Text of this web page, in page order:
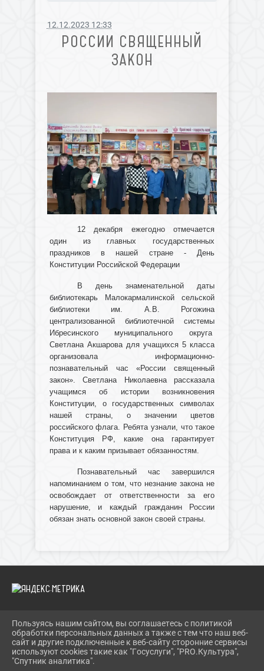
12.12.2023 12:33
РОССИИ СВЯЩЕННЫЙ
ЗАКОН
12 декабря ежегодно отмечается
один из главных государственных
праздников в нашей стране - День
Конституции Российской Федерации
В день знаменательной даты
библиотекарь Малокармалинской сельской
библиотеки им. А.В. Рогожина
централизованной библиотечной системы
Ибресинского муниципального округа
Светлана Акшарова для учащихся 5 класса
организовала информационно-
познавательный час «России священный
закон». Светлана Николаевна рассказала
учащимся об истории возникновения
Конституции, о государственных символах
нашей страны, о значении цветов
российского флага. Ребята узнали, что такое
Конституция РФ, какие она гарантирует
права и к каким призывает обязанностям.
Познавательный час завершился
напоминанием о том, что незнание закона не
освобождает от ответственности за его
нарушение, и каждый гражданин России
обязан знать основной закон своей страны.
2026 Г. IBRBIB.RU
ВХОД
КАРТА САЙТА
ПОЛИТИКА ОБРАБОТКИ ПЕРСОНАЛЬНЫХ ДАННЫХ
Пользуясь нашим сайтом, вы соглашаетесь с политикой
обработки персональных данных а также с тем что наш веб-
сайт и другие подключенные к веб-сайту сторонние сервисы
используют cookies такие как "Госуслуги", "PRO.Культура",
"Спутник аналитика".